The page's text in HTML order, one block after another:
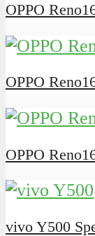
OPPO
OPPO
OPPO
vivo Y500